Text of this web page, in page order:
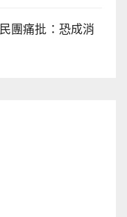
團痛批：恐成消